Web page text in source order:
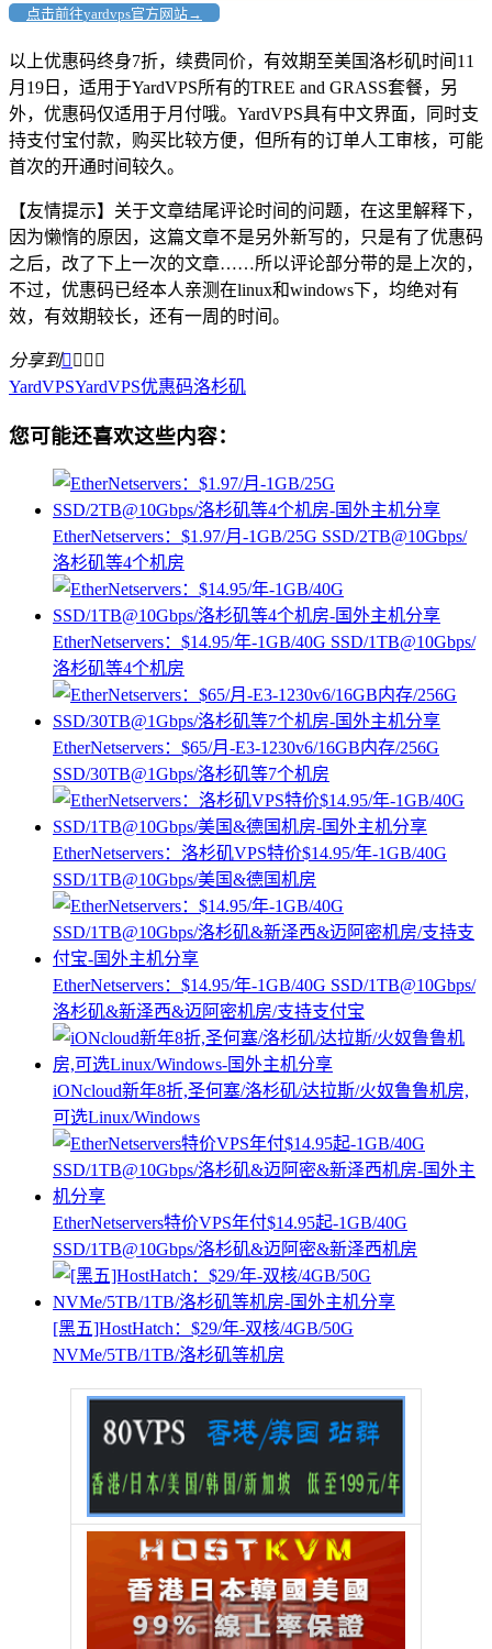
点击前往yardvps官方网站→
以上优惠码终身7折，续费同价，有效期至美国洛杉矶时间11
月19日，适用于YardVPS所有的TREE and GRASS套餐，另
外，优惠码仅适用于月付哦。YardVPS具有中文界面，同时支
持支付宝付款，购买比较方便，但所有的订单人工审核，可能
首次的开通时间较久。
【友情提示】关于文章结尾评论时间的问题，在这里解释下，
因为懒惰的原因，这篇文章不是另外新写的，只是有了优惠码
之后，改了下上一次的文章……所以评论部分带的是上次的，
不过，优惠码已经本人亲测在linux和windows下，均绝对有
效，有效期较长，还有一周的时间。
分享到   
YardVPSYardVPS优惠码洛杉矶
您可能还喜欢这些内容：
EtherNetservers：$1.97/月-1GB/25G SSD/2TB@10Gbps/
洛杉矶等4个机房
EtherNetservers：$14.95/年-1GB/40G SSD/1TB@10Gbps/
洛杉矶等4个机房
EtherNetservers：$65/月-E3-1230v6/16GB内存/256G
SSD/30TB@1Gbps/洛杉矶等7个机房
EtherNetservers：洛杉矶VPS特价$14.95/年-1GB/40G
SSD/1TB@10Gbps/美国&德国机房
EtherNetservers：$14.95/年-1GB/40G SSD/1TB@10Gbps/
洛杉矶&新泽西&迈阿密机房/支持支付宝
iONcloud新年8折,圣何塞/洛杉矶/达拉斯/火奴鲁鲁机房,
可选Linux/Windows
EtherNetservers特价VPS年付$14.95起-1GB/40G
SSD/1TB@10Gbps/洛杉矶&迈阿密&新泽西机房
[黑五]HostHatch：$29/年-双核/4GB/50G
NVMe/5TB/1TB/洛杉矶等机房